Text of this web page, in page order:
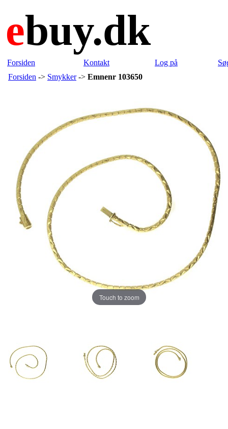
ebuy.dk
Forsiden Kontakt Log på
Forsiden -> Smykker-> Emnenr 103650
Touch to zoom